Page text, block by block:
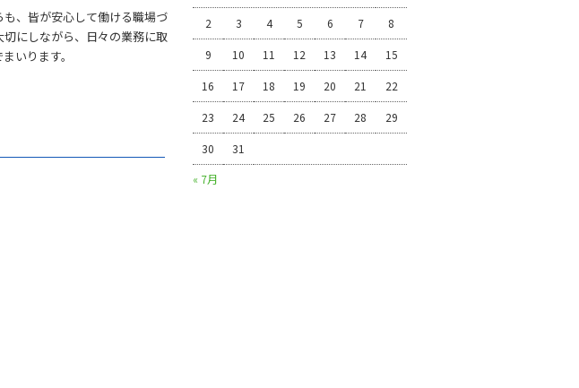
も、皆が安心して働ける職場づ
切にしながら、日々の業務に取
いります。
« 7月
2 3 4 5 6 7 8
9 10 11 12 13 14 15
16 17 18 19 20 21 22
23 24 25 26 27 28 29
30 31